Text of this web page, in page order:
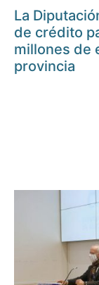
La
de crédito
millones de
provincia